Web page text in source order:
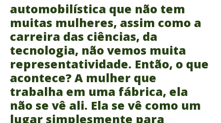
automobilística que não tem
muitas mulheres, assim como a
carreira das ciências, da
tecnologia, não vemos muita
representatividade. Então, o que
acontece? A mulher que
trabalha em uma fábrica, ela
não se vê ali. Ela se vê como um
lugar simplesmente para